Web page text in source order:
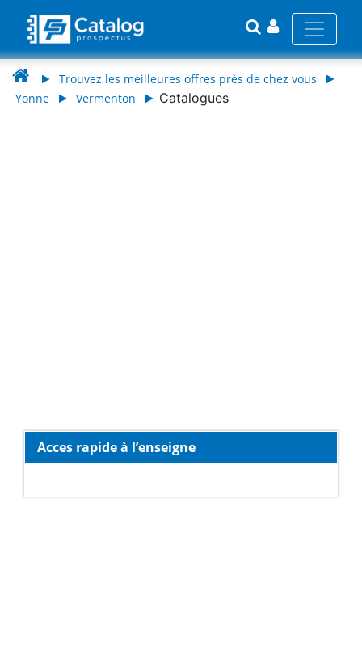
Trouvez les meilleures offres près de chez vous
Yonne
Vermenton Catalogues
Acces rapide à l’enseigne